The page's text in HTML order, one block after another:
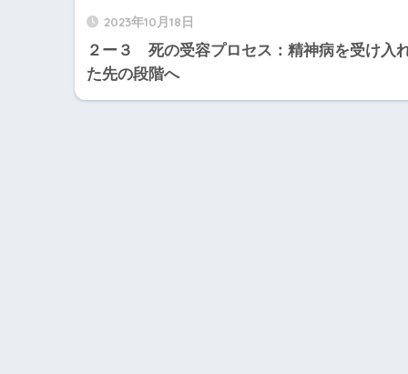
2023年10月18日
２ー３ 死の受容プロセス：精神病を受け入
た先の段階へ